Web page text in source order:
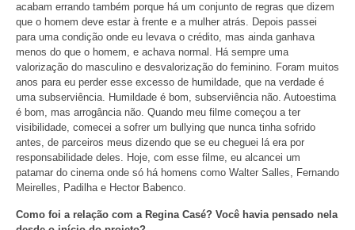
acabam errando também porque há um conjunto de regras que dizem
que o homem deve estar à frente e a mulher atrás. Depois passei
para uma condição onde eu levava o crédito, mas ainda ganhava
menos do que o homem, e achava normal. Há sempre uma
valorização do masculino e desvalorização do feminino. Foram muitos
anos para eu perder esse excesso de humildade, que na verdade é
uma subserviência. Humildade é bom, subserviência não. Autoestima
é bom, mas arrogância não. Quando meu filme começou a ter
visibilidade, comecei a sofrer um bullying que nunca tinha sofrido
antes, de parceiros meus dizendo que se eu cheguei lá era por
responsabilidade deles. Hoje, com esse filme, eu alcancei um
patamar do cinema onde só há homens como Walter Salles, Fernando
Meirelles, Padilha e Hector Babenco.
Como foi a relação com a Regina Casé? Você havia pensado nela